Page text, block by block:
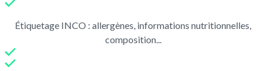
Étiquetage INCO : allergènes, informations nutritionnelles,
composition...